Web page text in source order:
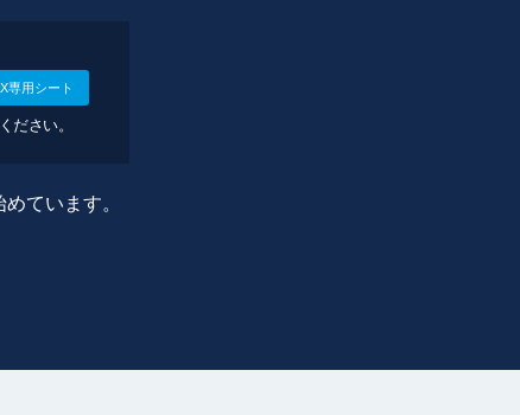
専用シート
ださい。
ています。